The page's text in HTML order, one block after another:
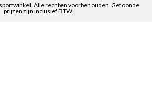
Alle rechten voorbehouden. Getoonde
prijzen zijn inclusief BTW.